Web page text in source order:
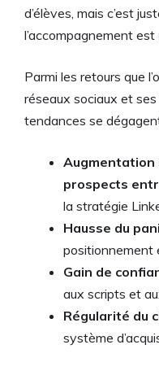
d’élèves, mais c’est
l’accompagnement est
Parmi les retours que
réseaux sociaux et
tendances se
Augmentation
prospects
la stratégie
Hausse du
positionnement
Gain de
aux scripts et
Régularité du
système